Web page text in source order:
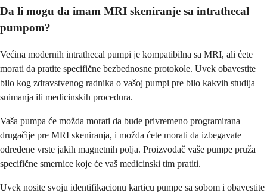
Da li mogu da imam MRI skeniranje sa intrathecal
pumpom?
Većina modernih intrathecal pumpi je kompatibilna sa MRI, ali ćete
morati da pratite specifične bezbednosne protokole. Uvek obavestite
bilo kog zdravstvenog radnika o vašoj pumpi pre bilo kakvih studija
snimanja ili medicinskih procedura.
Vaša pumpa će možda morati da bude privremeno programirana
drugačije pre MRI skeniranja, i možda ćete morati da izbegavate
određene vrste jakih magnetnih polja. Proizvođač vaše pumpe pruža
specifične smernice koje će vaš medicinski tim pratiti.
Uvek nosite svoju identifikacionu karticu pumpe sa sobom i obavestite